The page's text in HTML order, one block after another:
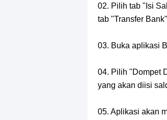
02. Pilih tab "Isi
tab "Transfer
03. Buka aplikasi
04. Pilih "Dompet
yang akan diisi
05. Aplikasi akan